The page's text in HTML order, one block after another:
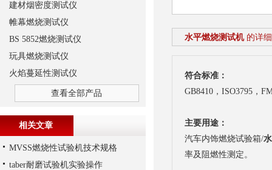
水平燃烧测试机 的详
符合标准：
GB8410，ISO3795，
主要用途：
汽车内饰燃烧试验箱/
率及阻燃性测定。
建材烟密度测试仪
帷幕燃烧测试仪
BS 5852燃烧测试仪
玩具燃烧测试仪
火焰蔓延性测试仪
查看全部产品
相关文章
MVSS燃烧性试验机技术规格
taber耐磨试验机实验操作